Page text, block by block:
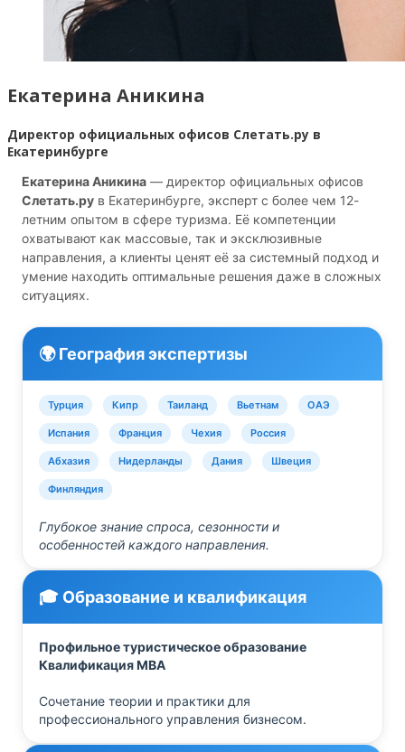
Екатерина Аникина
Директор официальных офисов Слетать.ру в
Екатеринбурге
Екатерина Аникина — директор официальных офисов
Слетать.ру в Екатеринбурге, эксперт с более чем 12-
летним опытом в сфере туризма. Её компетенции
охватывают как массовые, так и эксклюзивные
направления, а клиенты ценят её за системный подход и
умение находить оптимальные решения даже в сложных
ситуациях.
🌍 География экспертизы
Турция Кипр Таиланд Вьетнам ОАЭ
Испания Франция Чехия Россия
Абхазия Нидерланды Дания Швеция
Финляндия
Глубокое знание спроса, сезонности и
особенностей каждого направления.
🎓 Образование и квалификация
Профильное туристическое образование
Квалификация MBA
Сочетание теории и практики для
профессионального управления бизнесом.